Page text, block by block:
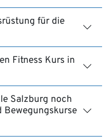
für die
Fitness Kurs in
Salzburg noch
Bewegungskurse